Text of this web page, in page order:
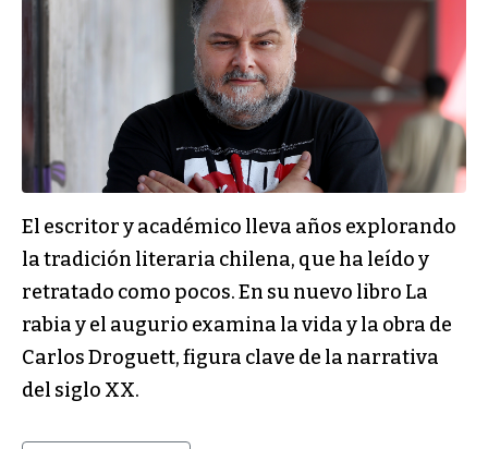
El escritor y académico lleva años explorando
la tradición literaria chilena, que ha leído y
retratado como pocos. En su nuevo libro La
rabia y el augurio examina la vida y la obra de
Carlos Droguett, figura clave de la narrativa
del siglo XX.